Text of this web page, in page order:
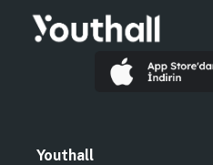
Youthall